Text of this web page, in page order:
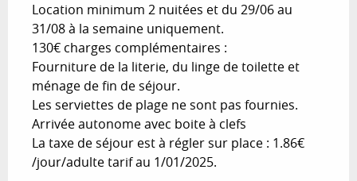
Du31 mars 2026 au30 mai 2026
Du31 mai 2026au29 juin 2026
Du31 août 2026au7 novembre 2026
Du8 novembre 2026 au18 décembre
2026
Location minimum 2 nuitées et du 29/06 au
31/08 à la semaine uniquement.
130€ charges complémentaires :
Fourniture de la literie, du linge de toilette et
ménage de fin de séjour.
Les serviettes de plage ne sont pas fournies.
Arrivée autonome avec boite à clefs
La taxe de séjour est à régler sur place : 1.86€
/jour/adulte tarif au 1/01/2025.